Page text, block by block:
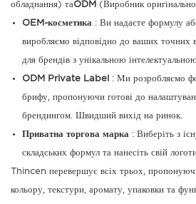
обладнання) таODM (Виробник
OEM-косметика: Ви надаєте формулу
виробляємо відповідно до ваших точних
для брендів з унікальною
ODM Private Label : Ми розробляємо
брифу, пропонуючи готові до
брендингом. Швидший вихід на ринок.
Приватна торгова марка: Виберіть з
складських формул та нанесіть свій
Thincen перевершує всіх трьох,
кольору, текстури, аромату, упаковки та